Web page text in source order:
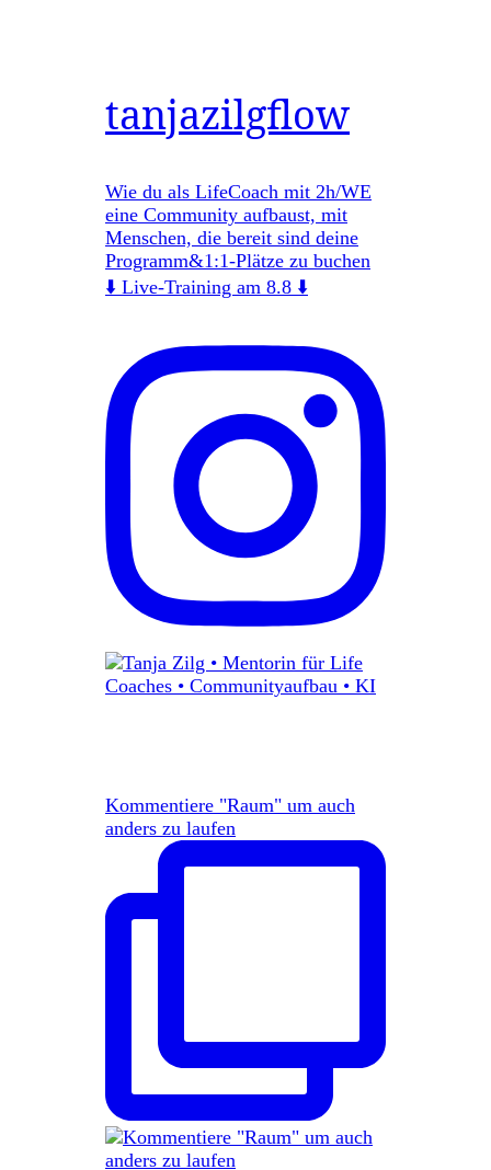
tanjazilgflow
Wie du als LifeCoach mit 2h/WE
eine Community aufbaust, mit
Menschen, die bereit sind deine
Programm&1:1-Plätze zu buchen
⬇️ Live-Training am 8.8 ⬇️
Kommentiere "Raum" um auch
anders zu laufen